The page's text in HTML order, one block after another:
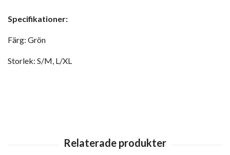
Specifikationer:
Färg: Grön
Storlek: S/M, L/XL